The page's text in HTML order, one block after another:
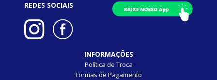
REDES SOCIAIS
INFORMAÇÕES
Política de Troca
Formas de Pagamento